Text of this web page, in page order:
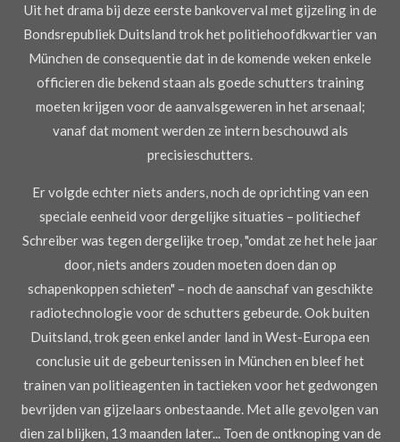
Uit het drama bij deze eerste bankoverval met gijzeling in de
Bondsrepubliek Duitsland trok het politiehoofdkwartier van
München de consequentie dat in de komende weken enkele
officieren die bekend staan als goede schutters training
moeten krijgen voor de aanvalsgeweren in het arsenaal;
vanaf dat moment werden ze intern beschouwd als
precisieschutters.
Er volgde echter niets anders, noch de oprichting van een
speciale eenheid voor dergelijke situaties – politiechef
Schreiber was tegen dergelijke troep, "omdat ze het hele jaar
door, niets anders zouden moeten doen dan op
schapenkoppen schieten" – noch de aanschaf van geschikte
radiotechnologie voor de schutters gebeurde. Ook buiten
Duitsland, trok geen enkel ander land in West-Europa een
conclusie uit de gebeurtenissen in München en bleef het
trainen van politieagenten in tactieken voor het gedwongen
bevrijden van gijzelaars onbestaande. Met alle gevolgen van
dien zal blijken, 13 maanden later... Toen de ontknoping van de